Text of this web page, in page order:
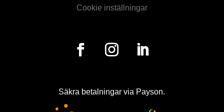
Cookie inställningar
Säkra betalningar via Payson.